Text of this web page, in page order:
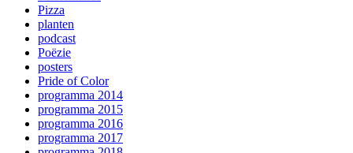
Pizza
planten
podcast
Poëzie
posters
Pride of Color
programma 2014
programma 2015
programma 2016
programma 2017